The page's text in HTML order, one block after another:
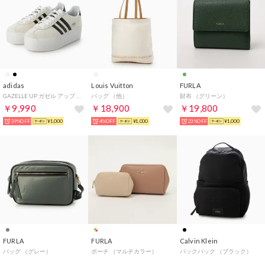
adidas
￥9,990
39%OFF ¥1,000
Louis Vuitton
バッグ （他）
￥18,900
4%OFF ¥1,000
FURLA
財布 （グリーン）
￥19,800
23%OFF ¥1,000
FURLA
バッグ （グレー）
FURLA
ポーチ （マルチカラー）
Calvin Klein
バックパック （ブラック）